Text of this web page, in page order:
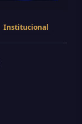
Institucional